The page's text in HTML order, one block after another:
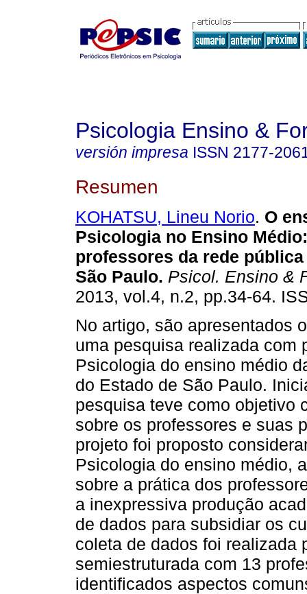
Psicologia Ensino &
versión impresa ISSN 2177-
Resumen
KOHATSU, Lineu Norio. O
Psicologia no Ensino Médio
professores da rede
São Paulo. Psicol. Ensino &
2013, vol.4, n.2, pp.34-64.
No artigo, são apresentados
uma pesquisa realizada com
Psicologia do ensino médio
do Estado de São Paulo.
pesquisa teve como objetivo
sobre os professores e suas
projeto foi proposto
Psicologia do ensino médio,
sobre a prática dos
a inexpressiva produção
de dados para subsidiar os
coleta de dados foi realizada
semiestruturada com 13
identificados aspectos